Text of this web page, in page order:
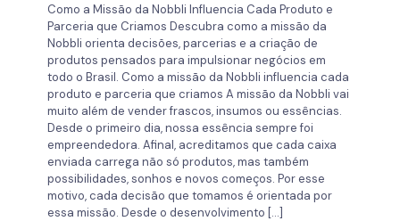
Como a Missão da Nobbli Influencia Cada Produto e
Parceria que Criamos Descubra como a missão da
Nobbli orienta decisões, parcerias e a criação de
produtos pensados para impulsionar negócios em
todo o Brasil. Como a missão da Nobbli influencia cada
produto e parceria que criamos A missão da Nobbli vai
muito além de vender frascos, insumos ou essências.
Desde o primeiro dia, nossa essência sempre foi
empreendedora. Afinal, acreditamos que cada caixa
enviada carrega não só produtos, mas também
possibilidades, sonhos e novos começos. Por esse
motivo, cada decisão que tomamos é orientada por
essa missão. Desde o desenvolvimento […]